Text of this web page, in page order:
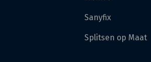
Sanyfix
Splitsen op Maat